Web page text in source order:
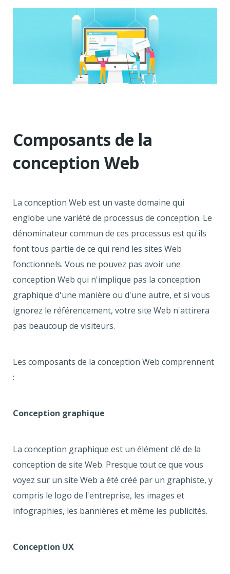
Composants de la
conception Web
La conception Web est un vaste domaine qui
englobe une variété de processus de conception. Le
dénominateur commun de ces processus est qu'ils
font tous partie de ce qui rend les sites Web
fonctionnels. Vous ne pouvez pas avoir une
conception Web qui n'implique pas la conception
graphique d'une manière ou d'une autre, et si vous
ignorez le référencement, votre site Web n'attirera
pas beaucoup de visiteurs.
Les composants de la conception Web comprennent
:
Conception graphique
La conception graphique est un élément clé de la
conception de site Web. Presque tout ce que vous
voyez sur un site Web a été créé par un graphiste, y
compris le logo de l'entreprise, les images et
infographies, les bannières et même les publicités.
Conception UX